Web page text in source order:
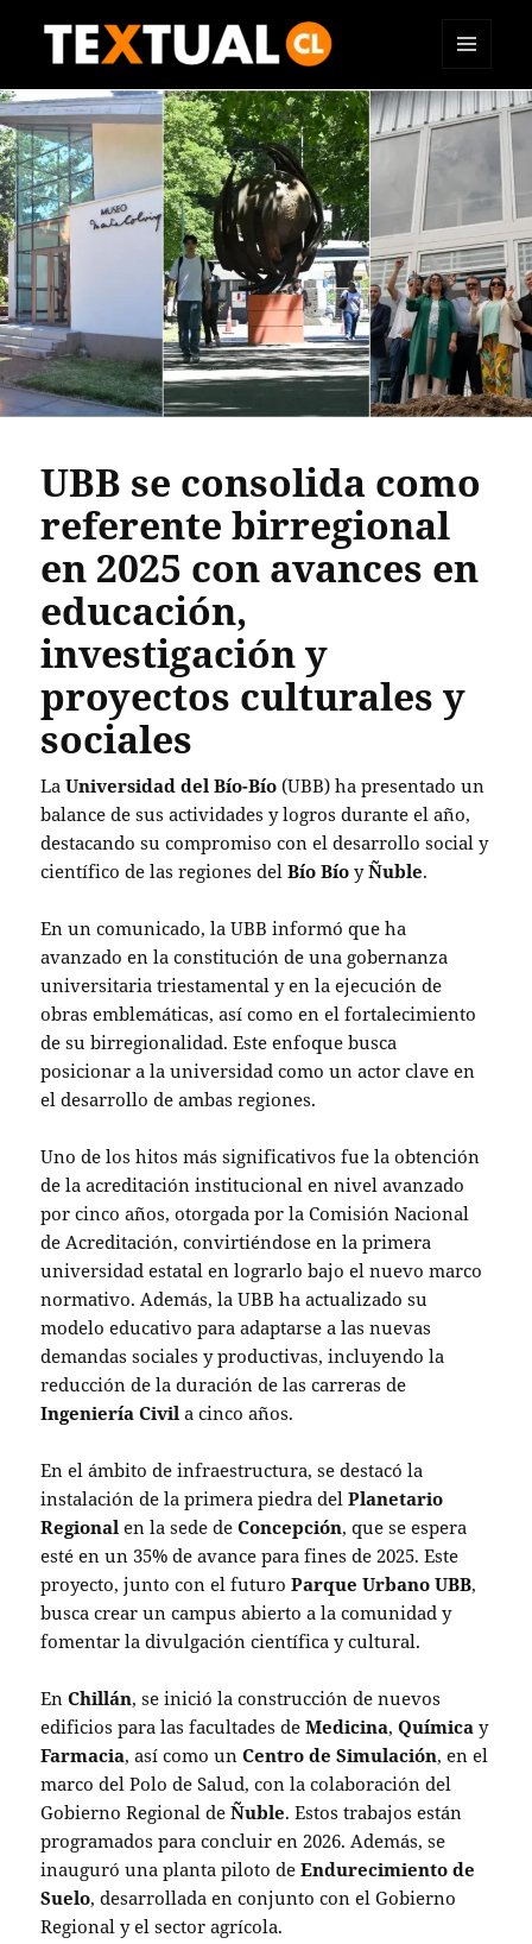
TEXTUAL
Y
WIDGETS
UBB se consolida como
referente birregional
en 2025 con avances en
educación,
investigación y
proyectos culturales y
sociales
LaUniversidad del Bío-Bío (UBB) ha presentado un
balance de sus actividades y logros durante el año,
destacando su compromiso con el desarrollo social y
científico de las regiones delBío Bío yÑuble.
En un comunicado, la UBB informó que ha
avanzado en la constitución de una gobernanza
universitaria triestamental y en la ejecución de
obras emblemáticas, así como en el fortalecimiento
de su birregionalidad. Este enfoque busca
posicionar a la universidad como un actor clave en
el desarrollo de ambas regiones.
Uno de los hitos más significativos fue la obtención
de la acreditación institucional en nivel avanzado
por cinco años, otorgada por la Comisión Nacional
de Acreditación, convirtiéndose en la primera
universidad estatal en lograrlo bajo el nuevo marco
normativo. Además, la UBB ha actualizado su
modelo educativo para adaptarse a las nuevas
demandas sociales y productivas, incluyendo la
reducción de la duración de las carreras de
Ingeniería Civil a cinco años.
En el ámbito de infraestructura, se destacó la
instalación de la primera piedra delPlanetario
Regional en la sede deConcepción, que se espera
esté en un 35% de avance para fines de 2025. Este
proyecto, junto con el futuroParque Urbano UBB,
busca crear un campus abierto a la comunidad y
fomentar la divulgación científica y cultural.
EnChillán, se inició la construcción de nuevos
edificios para las facultades deMedicina,Química y
Farmacia, así como unCentro de Simulación, en el
marco del Polo de Salud, con la colaboración del
Gobierno Regional deÑuble. Estos trabajos están
programados para concluir en 2026. Además, se
inauguró una planta piloto deEndurecimiento de
Suelo, desarrollada en conjunto con el Gobierno
Regional y el sector agrícola.